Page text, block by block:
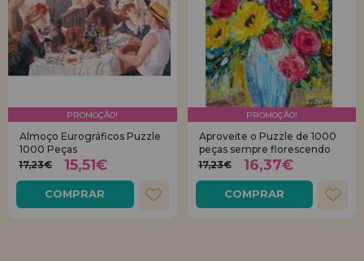
PROMOÇÃO!
Almoço Eurográficos Puzzle
1000 Peças
17,23€
15,51€
COMPRAR
PROMOÇÃO!
Aproveite o Puzzle de 1000
peças sempre florescendo
17,23€
16,37€
COMPRAR